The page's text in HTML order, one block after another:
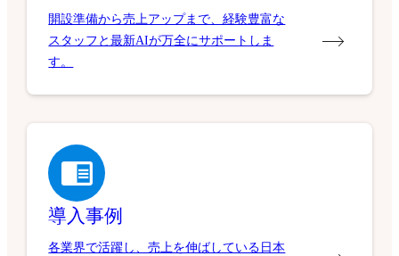
開設準備から売上アップまで、経験豊富な
スタッフと最新AIが万全にサポートしま
す。
導入事例
各業界で活躍し、売上を伸ばしている日本